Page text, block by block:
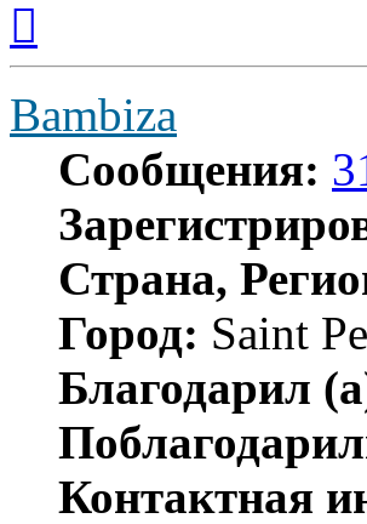
началу
Bambiza
Сообщения:
Страна,
Город: Saint
Благодарил
Контактная